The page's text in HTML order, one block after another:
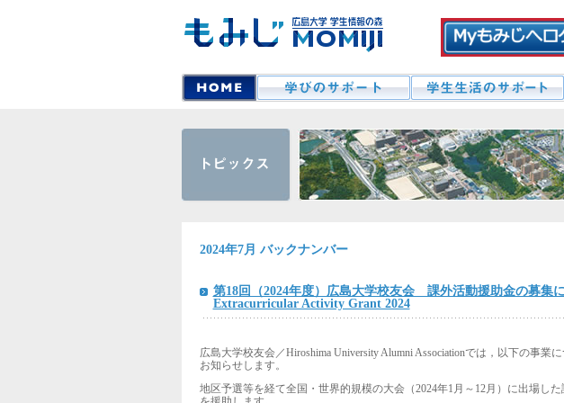
2024年7月 バックナンバー
第18回（2024年度）広島大学校友会 課外活動援助金の募集
Extracurricular Activity Grant 2024
広島大学校友会／Hiroshima University Alumni Associationでは，以下の事業
お知らせします。
地区予選等を経て全国・世界的規模の大会（2024年1月～12月）に出場し